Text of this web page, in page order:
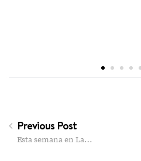
Previous Post
Esta semana en La…